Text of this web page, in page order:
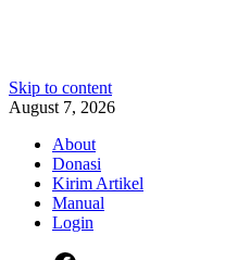
Skip to content
August 7, 2026
About
Donasi
Kirim Artikel
Manual
Login